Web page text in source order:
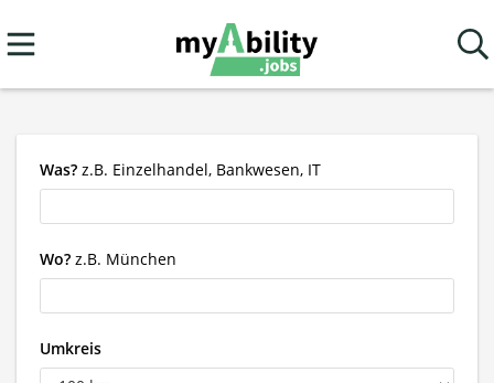
Was? z.B. Einzelhandel, Bankwesen, IT
Wo? z.B. München
Umkreis